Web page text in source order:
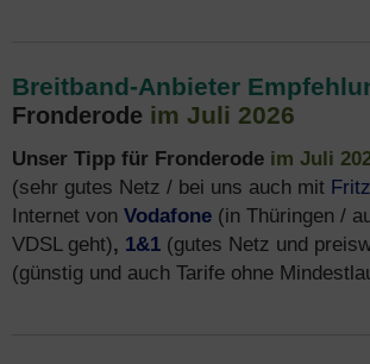
Breitband-Anbieter
Fronderode im Juli 2026
Unser Tipp für Fronderode im Juli
(sehr gutes Netz / bei uns auch mit
Internet von Vodafone (in Thüringen /
VDSL geht), 1&1 (gutes Netz und
(günstig und auch Tarife ohne